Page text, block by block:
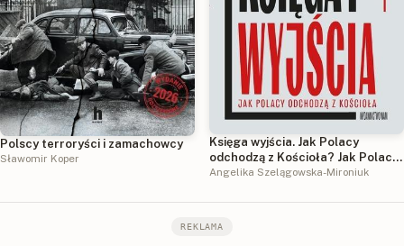
Polscy terroryści i zamachowcy
Sławomir Koper
Księga wyjścia. Jak Polacy
odchodzą z Kościoła? Jak Polacy
odchodzą z Kościoła?
Angelika Szelągowska-Mironiuk
REKLAMA